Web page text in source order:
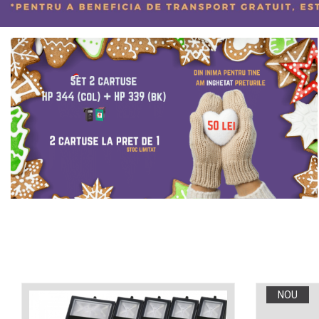
ajutorul unui printer 3D
Dezvoltarea pieții de
imprimante 3D folosite în
industria stomatologică
Evaluarea strategiei de
piață a imprimantelor 3D
până în 2026
Fericirea – starea care nu
poate fi amânată
Cum îți poți îngriji
imprimanta?
Imprimarea 3d în România
nevoie de echipament
scump pentru a face
fotografii bune
Care tip de imprimantă e
mai bun: imprimantele cu
NOU